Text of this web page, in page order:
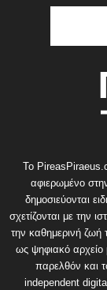
Το
αφιερωμένο
δημοσιεύονται
σχετίζονται με την
την καθημερινή ζωή
ως ψηφιακό αρχείο
παρελθόν και
independent